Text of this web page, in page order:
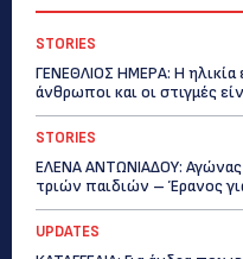
STORIES
ΓΕΝΕΘΛΙΟΣ ΗΜΕΡΑ: Η ηλικία
άνθρωποι και οι στιγμές
STORIES
ΕΛΕΝΑ ΑΝΤΩΝΙΑΔΟΥ:
τριών παιδιών – Έρανος
UPDATES